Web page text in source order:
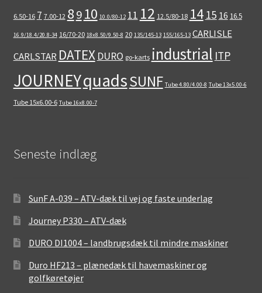
6.50-16 7 7.00-12 89 10 10.0/80-12 11 12 12.5/80-18 14 15 16 16.5
16.9/18.4/20.8-34 16/70-20 18x8.50/9.50-8 20 135/145-13 155/165-13 CARLISLE
CARLSTAR DATEX DURO go-karts industrial ITP
JOURNEYquadsSUNF Tube 4.80/4.00-8 Tube 13x5.00-6
Tube 15x6.00-6 Tube 16x8.00-7
Seneste indlæg
SunF A-039 – ATV-dæk til vej og faste underlag
Journey P330 – ATV-dæk
DURO DI1004 – landbrugsdæk til mindre maskiner
Duro HF213 – plænedæk til havemaskiner og
golfkøretøjer